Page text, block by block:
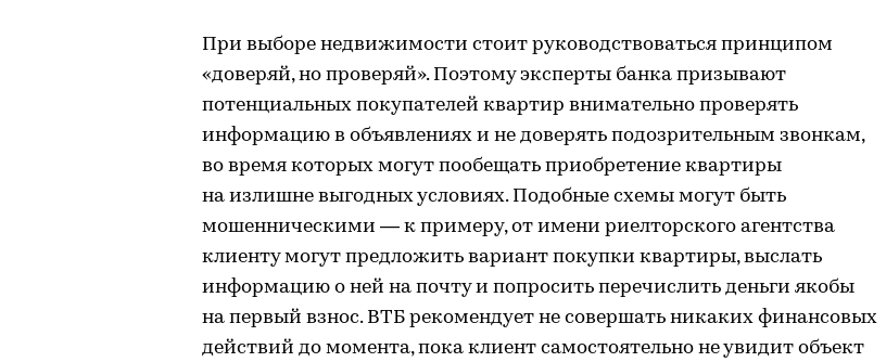
При выборе недвижимости стоит руководствоваться принципом
«доверяй, но проверяй». Поэтому эксперты банка призывают
потенциальных покупателей квартир внимательно проверять
информацию в объявлениях и не доверять подозрительным звонкам,
во время которых могут пообещать приобретение квартиры
на излишне выгодных условиях. Подобные схемы могут быть
мошенническими — к примеру, от имени риелторского агентства
клиенту могут предложить вариант покупки квартиры, выслать
информацию о ней на почту и попросить перечислить деньги якобы
на первый взнос. ВТБ рекомендует не совершать никаких финансовых
действий до момента, пока клиент самостоятельно не увидит объект